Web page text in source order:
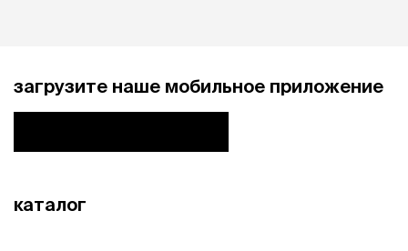
загрузите наше мобильное приложение
каталог